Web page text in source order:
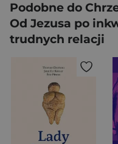
Podobne do
Od Jezusa po
trudnych relacji